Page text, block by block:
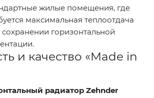
жилые помещения, где
максимальная теплоотдача
горизонтальной
и качество «Made in
радиатор Zehnder